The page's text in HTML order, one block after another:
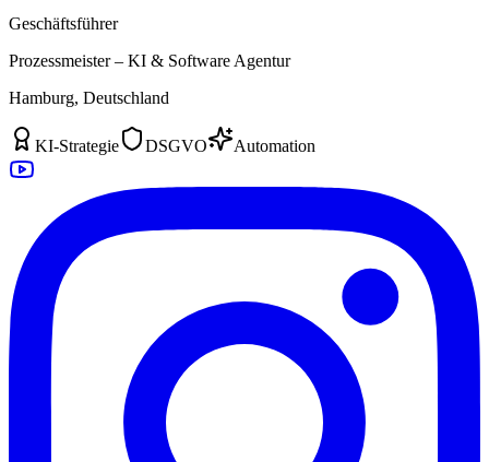
Geschäftsführer
Prozessmeister – KI & Software Agentur
Hamburg, Deutschland
KI-Strategie DSGVO Automation